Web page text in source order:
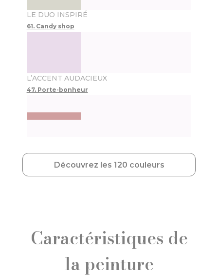
Découvrez les 120 couleurs
LE DUO INSPIRÉ
61. Candy shop
L’ACCENT AUDACIEUX
47. Porte-bonheur
Caractéristiques de
la peinture